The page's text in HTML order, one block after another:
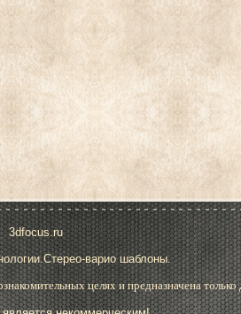
3dfocus.ru
варио шаблоны.
целях и предназначена